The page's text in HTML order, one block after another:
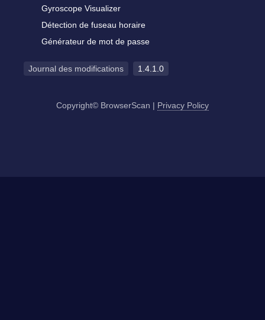
Gyroscope Visualizer
Détection de fuseau horaire
Générateur de mot de passe
Journal des modifications 1.4.1.0
Copyright© BrowserScan | Privacy Policy